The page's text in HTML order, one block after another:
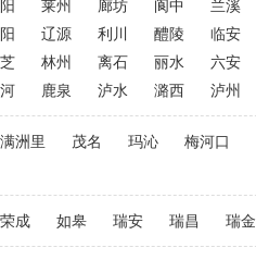
莱州 廊坊 阆中
兰溪
辽源 利川 醴陵
临安
林州 离石 丽水
六安
鹿泉 泸水 潞西 泸州
满洲里 茂名 玛沁
梅河口
荣成 如皋 瑞安 瑞昌 瑞金